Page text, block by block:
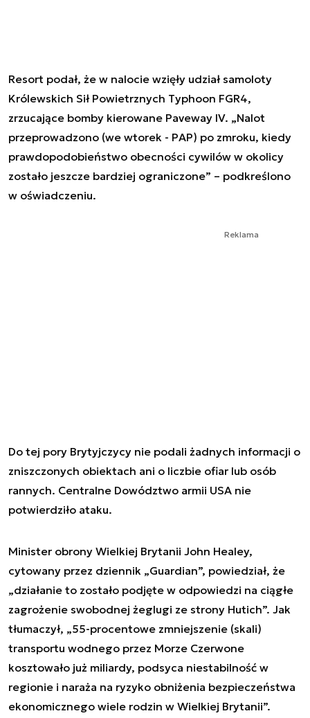
Resort podał, że w nalocie wzięły udział samoloty
Królewskich Sił Powietrznych Typhoon FGR4,
zrzucające bomby kierowane Paveway IV. „Nalot
przeprowadzono (we wtorek - PAP) po zmroku, kiedy
prawdopodobieństwo obecności cywilów w okolicy
zostało jeszcze bardziej ograniczone” – podkreślono
w oświadczeniu.
Reklama
Do tej pory Brytyjczycy nie podali żadnych informacji o
zniszczonych obiektach ani o liczbie ofiar lub osób
rannych. Centralne Dowództwo armii USA nie
potwierdziło ataku.
Minister obrony Wielkiej Brytanii John Healey,
cytowany przez dziennik „Guardian”, powiedział, że
„działanie to zostało podjęte w odpowiedzi na ciągłe
zagrożenie swobodnej żeglugi ze strony Hutich”. Jak
tłumaczył, „55-procentowe zmniejszenie (skali)
transportu wodnego przez Morze Czerwone
kosztowało już miliardy, podsyca niestabilność w
regionie i naraża na ryzyko obniżenia bezpieczeństwa
ekonomicznego wiele rodzin w Wielkiej Brytanii”.